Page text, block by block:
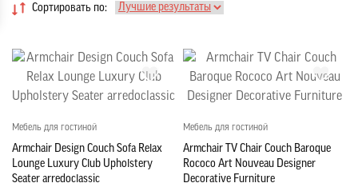
Сортировать по:
Мебель для гостиной
Armchair Design Couch Sofa Relax
Lounge Luxury Club Upholstery
Seater arredoclassic
Мебель для гостиной
Armchair TV Chair Couch Baroque
Rococo Art Nouveau Designer
Decorative Furniture